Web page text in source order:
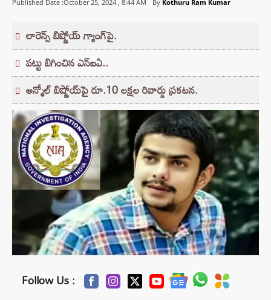
Published Date :October 25, 2024 , 8:44 AM By Kothuru Ram Kumar
లారెన్స్ బిష్ణోయ్ గ్యాంగ్‌పై.
పట్టు బిగించిన ఎన్ఐఏ..
అన్మోల్ బిష్ణోయ్‌పై రూ.10 లక్షల రివార్డు ప్రకటన.
Follow Us :